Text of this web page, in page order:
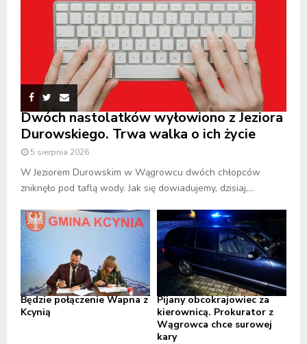
Dwóch nastolatków wyłowiono z Jeziora
Durowskiego. Trwa walka o ich życie
5 sierpnia 2026
W Jeziorem Durowskim w Wągrowcu dwóch chłopców
zniknęło pod taflą wody. Jak się dowiadujemy, dzisiaj,...
Będzie połączenie Wapna z
Kcynią
Pijany obcokrajowiec za
kierownicą. Prokurator z
Wągrowca chce surowej
kary